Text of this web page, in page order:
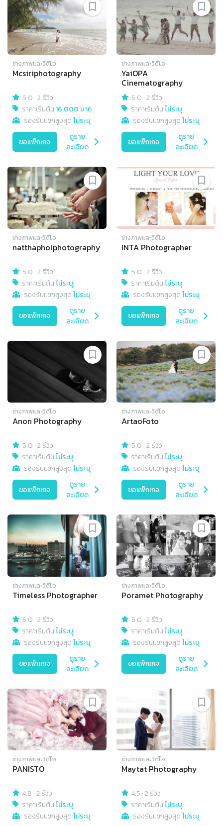
ช่างภาพและวิดีโอ
Mcsiriphotography
5.0 ·2 รีวิว
ราคาเริ่มต้น16,000 บาท
รองรับแขกสูงสุดไม่ระบุ
ขอแพ็กเกจ
ดูราย
ละเอียด
ช่างภาพและวิดีโอ
YaiOPA
Cinematography
5.0 ·2 รีวิว
ราคาเริ่มต้นไม่ระบุ
รองรับแขกสูงสุดไม่ระบุ
ขอแพ็กเกจ
ดูราย
ละเอียด
ช่างภาพและวิดีโอ
natthapholphotography
5.0 ·2 รีวิว
ราคาเริ่มต้นไม่ระบุ
รองรับแขกสูงสุดไม่ระบุ
ขอแพ็กเกจ
ดูราย
ละเอียด
ช่างภาพและวิดีโอ
INTA Photographer
5.0 ·2 รีวิว
ราคาเริ่มต้นไม่ระบุ
รองรับแขกสูงสุดไม่ระบุ
ขอแพ็กเกจ
ดูราย
ละเอียด
ช่างภาพและวิดีโอ
Anon Photography
5.0 ·2 รีวิว
ราคาเริ่มต้นไม่ระบุ
รองรับแขกสูงสุดไม่ระบุ
ขอแพ็กเกจ
ดูราย
ละเอียด
ช่างภาพและวิดีโอ
ArtaoFoto
5.0 ·2 รีวิว
ราคาเริ่มต้นไม่ระบุ
รองรับแขกสูงสุดไม่ระบุ
ขอแพ็กเกจ
ดูราย
ละเอียด
ช่างภาพและวิดีโอ
Timeless Photographer
5.0 ·2 รีวิว
ราคาเริ่มต้นไม่ระบุ
รองรับแขกสูงสุดไม่ระบุ
ขอแพ็กเกจ
ดูราย
ละเอียด
ช่างภาพและวิดีโอ
Poramet Photography
5.0 ·2 รีวิว
ราคาเริ่มต้นไม่ระบุ
รองรับแขกสูงสุดไม่ระบุ
ขอแพ็กเกจ
ดูราย
ละเอียด
ช่างภาพและวิดีโอ
PANISTO
4.8 ·2 รีวิว
ราคาเริ่มต้นไม่ระบุ
รองรับแขกสูงสุดไม่ระบุ
ช่างภาพและวิดีโอ
Maytat Photography
4.5 ·2 รีวิว
ราคาเริ่มต้นไม่ระบุ
รองรับแขกสูงสุดไม่ระบุ